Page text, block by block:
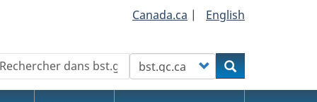
Canada.ca | English
Customize your searchRechercher